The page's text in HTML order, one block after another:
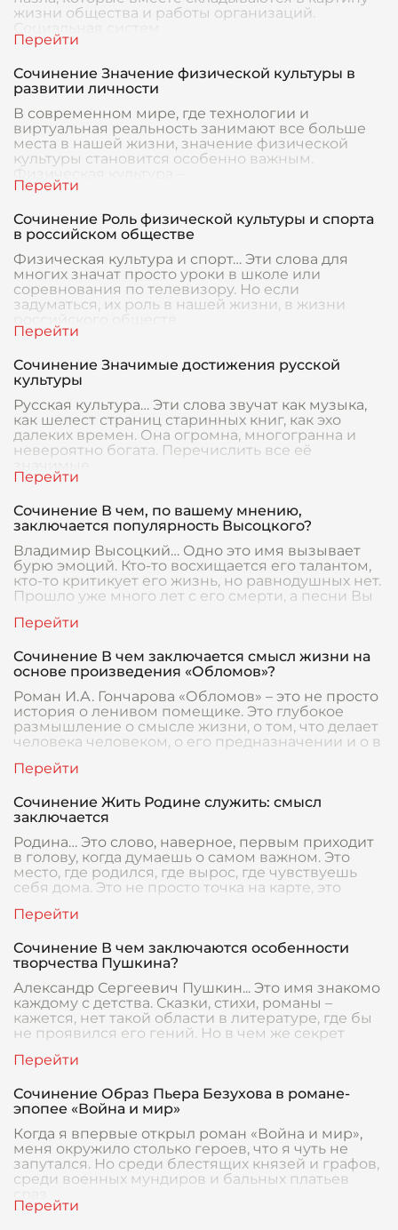
жизни общества и работы организаций.
Социальная систем
Сочинение Значение физической культуры в
развитии личности
В современном мире, где технологии и
виртуальная реальность занимают все больше
места в нашей жизни, значение физической
культуры становится особенно важным.
Физическая культура –
Сочинение Роль физической культуры и спорта
в российском обществе
Физическая культура и спорт… Эти слова для
многих значат просто уроки в школе или
соревнования по телевизору. Но если
задуматься, их роль в нашей жизни, в жизни
российского обществ
Сочинение Значимые достижения русской
культуры
Русская культура… Эти слова звучат как музыка,
как шелест страниц старинных книг, как эхо
далеких времен. Она огромна, многогранна и
невероятно богата. Перечислить все её
Сочинение В чем, по вашему мнению,
заключается популярность Высоцкого?
Владимир Высоцкий… Одно это имя вызывает
бурю эмоций. Кто-то восхищается его талантом,
кто-то критикует его жизнь, но равнодушных нет.
Прошло уже много лет с его смерти, а песни Вы
Сочинение В чем заключается смысл жизни на
основе произведения «Обломов»?
Роман И.А. Гончарова «Обломов» – это не просто
история о ленивом помещике. Это глубокое
размышление о смысле жизни, о том, что делает
человека человеком, о его предназначении и о в
Сочинение Жить Родине служить: смысл
заключается
Родина… Это слово, наверное, первым приходит
в голову, когда думаешь о самом важном. Это
место, где родился, где вырос, где чувствуешь
себя дома. Это не просто точка на карте, это
Сочинение В чем заключаются особенности
творчества Пушкина?
Александр Сергеевич Пушкин... Это имя знакомо
каждому с детства. Сказки, стихи, романы –
кажется, нет такой области в литературе, где бы
не проявился его гений. Но в чем же секрет
Сочинение Образ Пьера Безухова в романе-
эпопее «Война и мир»
Когда я впервые открыл роман «Война и мир»,
меня окружило столько героев, что я чуть не
запутался. Но среди блестящих князей и графов,
среди военных мундиров и бальных платьев